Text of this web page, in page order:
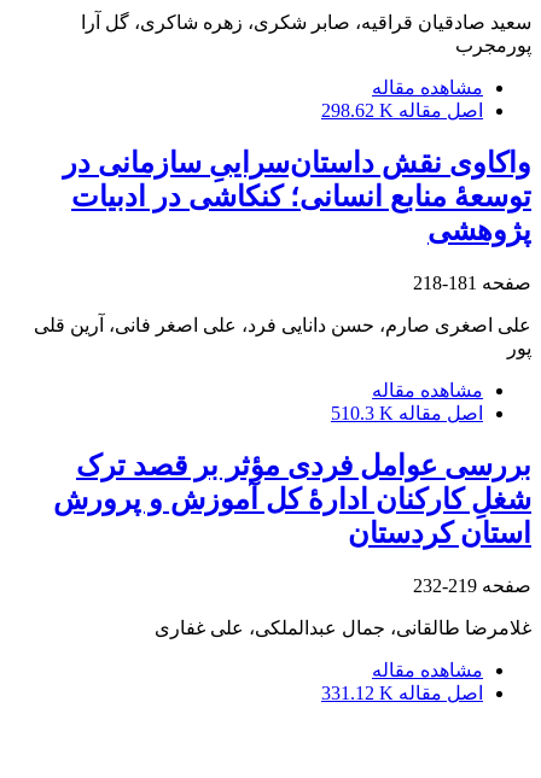
سعید صادقیان قراقیه، صابر شکری، زهره شاکری، گل آرا
پورمجرب
مشاهده مقاله
اصل مقاله 298.62 K
واکاوی نقش داستان‌سراییِ سازمانی در
توسعۀ منابع انسانی؛ کنکاشی در ادبیات
پژوهشی
صفحه 181-218
علی اصغری صارم، حسن دانایی فرد، علی اصغر فانی، آرین قلی
پور
مشاهده مقاله
اصل مقاله 510.3 K
بررسی عوامل فردی مؤثر بر قصد ترک
شغلِ کارکنان ادارۀ کل آموزش و پرورش
استان کردستان
صفحه 219-232
غلامرضا طالقانی، جمال عبدالملکی، علی غفاری
مشاهده مقاله
اصل مقاله 331.12 K